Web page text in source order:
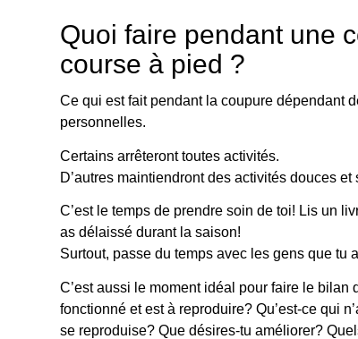
Quoi faire pendant une
course à pied ?
Ce qui est fait pendant la coupure dépendant
personnelles.
Certains arrêteront toutes activités.
D’autres maintiendront des activités douces
C’est le temps de prendre soin de toi! Lis un
as délaissé durant la saison!
Surtout, passe du temps avec les gens que tu
C’est aussi le moment idéal pour faire le bilan
fonctionné et est à reproduire? Qu’est-ce qui
se reproduise? Que désires-tu améliorer?